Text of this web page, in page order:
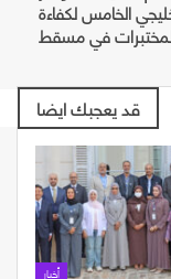
الخامس لكفاءة
في مسقط
قد يعجبك ايضا
أخبار